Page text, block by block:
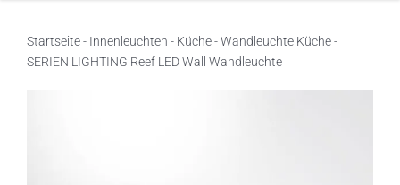
Online-Shop
Startseite- Innenleuchten - Küche-Wandleuchte Küche-
SERIEN LIGHTING Reef LED Wall Wandleuchte